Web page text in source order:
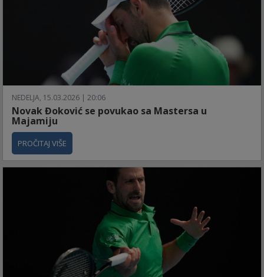
NEDELJA, 15.03.2026 | 20:06
Novak Đoković se povukao sa Mastersa u
Majamiju
PROČITAJ VIŠE